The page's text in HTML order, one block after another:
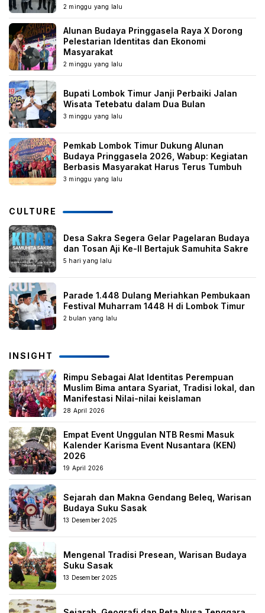
2 minggu yang lalu
Alunan Budaya Pringgasela Raya X Dorong
Pelestarian Identitas dan Ekonomi
Masyarakat
2 minggu yang lalu
Bupati Lombok Timur Janji Perbaiki Jalan
Wisata Tetebatu dalam Dua Bulan
3 minggu yang lalu
Pemkab Lombok Timur Dukung Alunan
Budaya Pringgasela 2026, Wabup: Kegiatan
Berbasis Masyarakat Harus Terus Tumbuh
3 minggu yang lalu
CULTURE
Desa Sakra Segera Gelar Pagelaran Budaya
dan Tosan Aji Ke-II Bertajuk Samuhita Sakre
5 hari yang lalu
Parade 1.448 Dulang Meriahkan Pembukaan
Festival Muharram 1448 H di Lombok Timur
2 bulan yang lalu
INSIGHT
Rimpu Sebagai Alat Identitas Perempuan
Muslim Bima antara Syariat, Tradisi lokal, dan
Manifestasi Nilai-nilai keislaman
28 April 2026
Empat Event Unggulan NTB Resmi Masuk
Kalender Karisma Event Nusantara (KEN)
2026
19 April 2026
Sejarah dan Makna Gendang Beleq, Warisan
Budaya Suku Sasak
13 Desember 2025
Mengenal Tradisi Presean, Warisan Budaya
Suku Sasak
13 Desember 2025